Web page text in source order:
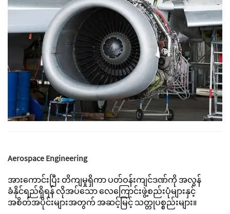
Aerospace Engineering
အားကောင်းပြီး တိကျမှုရှိကာ ပတ်ဝန်းကျင်ဒဏ်ကို အလွန်
ခံနိုင်ရည်ရှိရန် လိုအပ်သော လေကြောင်းဖွဲ့စည်းပုံများနှင့်
အစိတ်အပိုင်းများအတွက် အဆင့်မြင့် သတ္တုပစ္စည်းများ။